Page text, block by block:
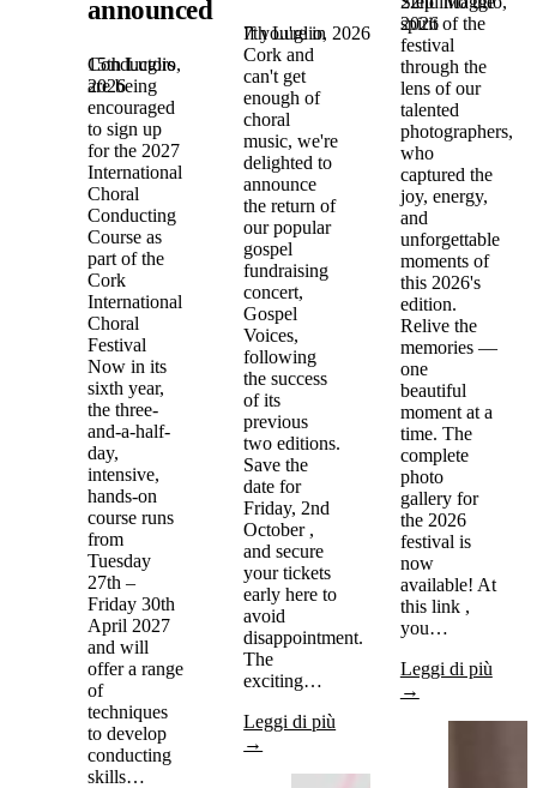
announced!
15th Luglio,
2026
Conductors
are being
encouraged
to sign up
for the 2027
International
Choral
Conducting
Course as
part of the
Cork
International
Choral
Festival
Now in its
sixth year,
the three-
and-a-half-
day,
intensive,
hands-on
course runs
from
Tuesday
27th –
Friday 30th
April 2027
and will
offer a range
of
techniques
to develop
conducting
skills…
7th Luglio, 2026
If you're in
Cork and
can't get
enough of
choral
music, we're
delighted to
announce
the return of
our popular
gospel
fundraising
concert,
Gospel
Voices,
following
the success
of its
previous
two editions.
Save the
date for
Friday, 2nd
October ,
and secure
your tickets
early here to
avoid
disappointment.
The
exciting…
Leggi di più
→
2026
spirit of the
festival
through the
lens of our
talented
photographers,
who
captured the
joy, energy,
and
unforgettable
moments of
this 2026's
edition.
Relive the
memories —
one
beautiful
moment at a
time. The
complete
photo
gallery for
the 2026
festival is
now
available! At
this link ,
you…
Leggi di più
→